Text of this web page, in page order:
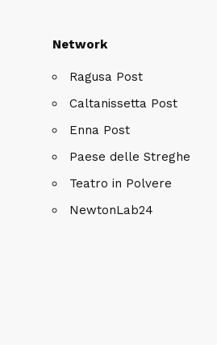
Network
Ragusa Post
Caltanissetta Post
Enna Post
Paese delle Streghe
Teatro in Polvere
NewtonLab24